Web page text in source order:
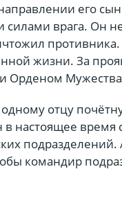
его сын
врага. Он
жизни. За
Орденом
отцу
настоящее время
командир